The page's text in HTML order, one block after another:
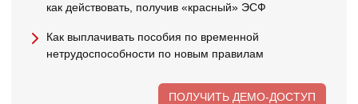
как действовать, получив «красный» ЭСФ
Как выплачивать пособия по временной
нетрудоспособности по новым правилам
ПОЛУЧИТЬ ДЕМО-ДОСТУП